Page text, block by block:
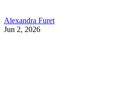
Alexandra Furet
Jun 2, 2026